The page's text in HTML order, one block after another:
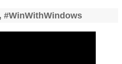
#WinWithWindows